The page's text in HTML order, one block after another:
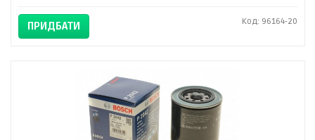
ПРИДБАТИ Код: 96164-20